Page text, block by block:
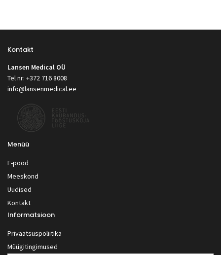
Kontakt
Lansen Medical OÜ
Tel nr: +372 716 8008
info@lansenmedical.ee
Menüü
E-pood
Meeskond
Uudised
Kontakt
Informatsioon
Privaatsuspoliitika
Müügitingimused